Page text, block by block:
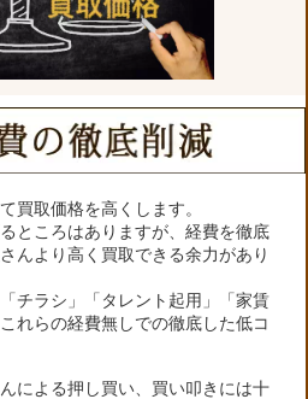
買取価格を高くします。
ところはありますが、経費を徹底
んより高く買取できる余力があり
チラシ」「タレント起用」「家賃
れらの経費無しでの徹底した低コ
による押し買い、買い叩きには十